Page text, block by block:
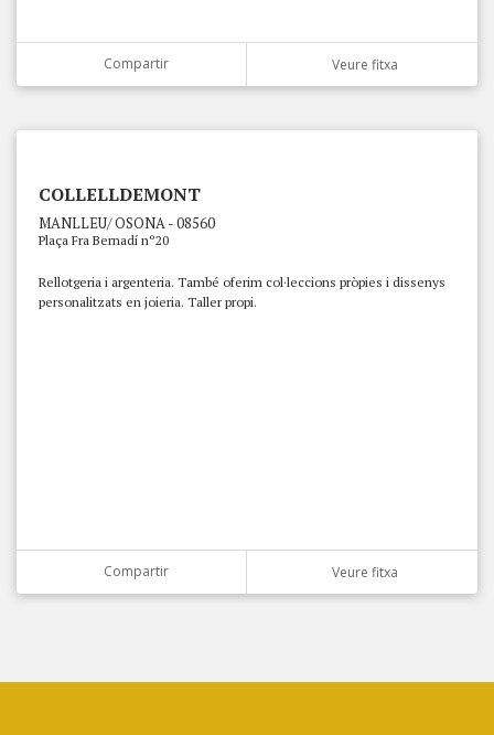
Compartir Veure fitxa
COLLELLDEMONT
MANLLEU/ OSONA - 08560
Plaça Fra Bernadí nº20
Rellotgeria i argenteria. També oferim col·leccions pròpies i dissenys
personalitzats en joieria. Taller propi.
Compartir Veure fitxa